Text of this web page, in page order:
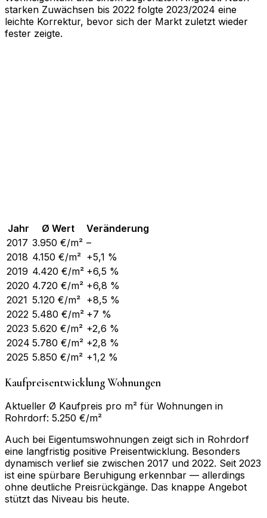
starken Zuwächsen bis 2022 folgte 2023/2024 eine
leichte Korrektur, bevor sich der Markt zuletzt wieder
fester zeigte.
Jahr Ø Wert
Veränderung
2017 3.950 €/m² –
2018 4.150 €/m² +5,1 %
2019 4.420 €/m² +6,5 %
2020 4.720 €/m² +6,8 %
2021 5.120 €/m² +8,5 %
2022 5.480 €/m² +7 %
2023 5.620 €/m² +2,6 %
2024 5.780 €/m² +2,8 %
2025 5.850 €/m² +1,2 %
Kaufpreisentwicklung Wohnungen
Aktueller Ø Kaufpreis pro m² für Wohnungen in
Rohrdorf: 5.250 €/m²
Auch bei Eigentumswohnungen zeigt sich in Rohrdorf
eine langfristig positive Preisentwicklung. Besonders
dynamisch verlief sie zwischen 2017 und 2022. Seit 2023
ist eine spürbare Beruhigung erkennbar — allerdings
ohne deutliche Preisrückgänge. Das knappe Angebot
stützt das Niveau bis heute.